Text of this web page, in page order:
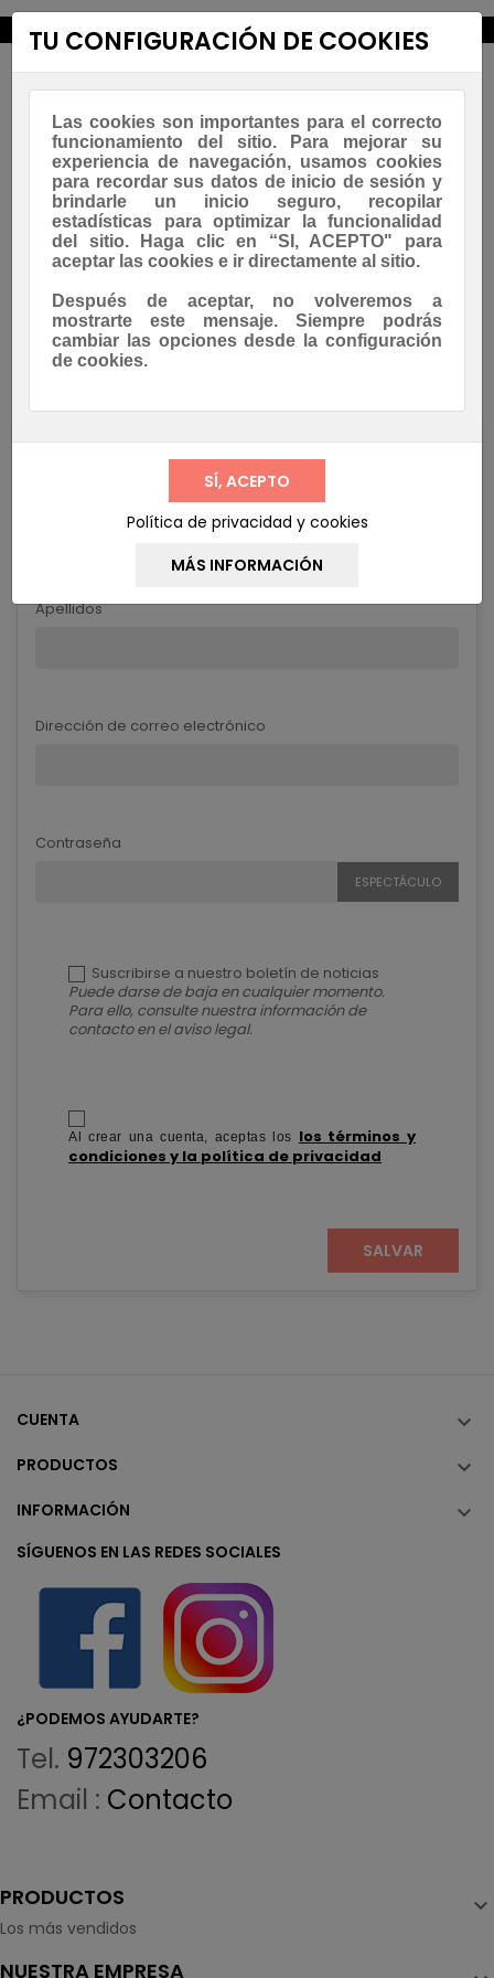
Navegación
de
palanca Asesoramiento Whatsapp
Crea una cuenta
¿Ya tienes una cuenta?Entrar en su lugar!
Apellidos
Dirección de correo electrónico
Contraseña
ESPECTÁCULO
Suscribirse a nuestro boletín de noticias
Puede darse de baja en cualquier momento.
Para ello, consulte nuestra información de
contacto en el aviso legal.
Al crear una cuenta, aceptas los los términos y
condiciones y la política de privacidad
SALVAR
CUENTA 
PRODUCTOS 
INFORMACIÓN 
SÍGUENOS EN LAS REDES SOCIALES
¿PODEMOS AYUDARTE?
Tel. 972303206
Email : Contacto
TU CONFIGURACIÓN DE COOKIES
Las cookies son importantes para el correcto
funcionamiento del sitio. Para mejorar su
experiencia de navegación, usamos cookies
para recordar sus datos de inicio de sesión y
brindarle un inicio seguro, recopilar
estadísticas para optimizar la funcionalidad
del sitio. Haga clic en “SI, ACEPTO" para
aceptar las cookies e ir directamente al sitio.
Después de aceptar, no volveremos a
mostrarte este mensaje. Siempre podrás
cambiar las opciones desde la configuración
de cookies.
Política de privacidad y cookies
PRODUCTOS 
Los más vendidos
NUESTRA EMPRESA